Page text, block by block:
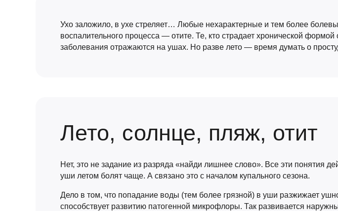
Ухо заложило, в ухе стреляет… Любые нехарактерные и тем более
воспалительного процесса — отите. Те, кто страдает хронической
заболевания отражаются на ушах. Но разве лето — время думать о
Лето, солнце, пляж, отит
Нет, это не задание из разряда «найди лишнее слово». Все эти понятия
уши летом болят чаще. А связано это с началом купального сезона.
Дело в том, что попадание воды (тем более грязной) в уши разжижает
способствует развитию патогенной микрофлоры. Так развивается